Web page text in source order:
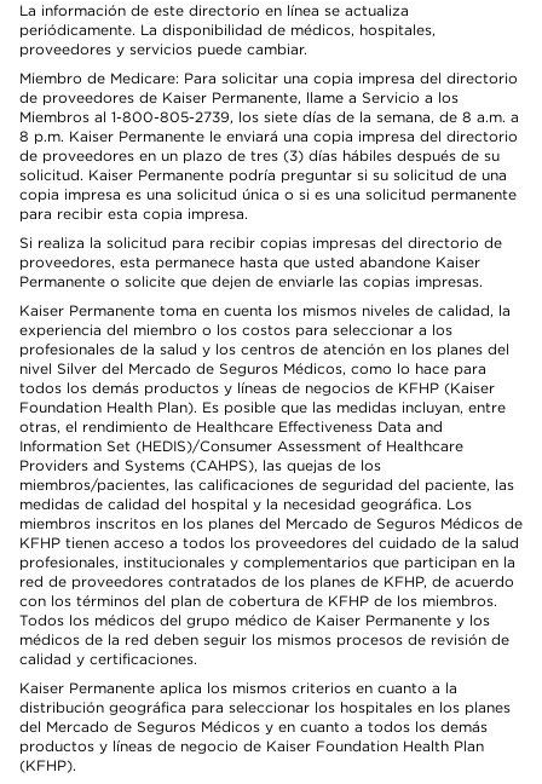
La información de este directorio en línea se actualiza
periódicamente. La disponibilidad de médicos, hospitales,
proveedores y servicios puede cambiar.
Miembro de Medicare: Para solicitar una copia impresa del directorio
de proveedores de Kaiser Permanente, llame a Servicio a los
Miembros al 1-800-805-2739, los siete días de la semana, de 8 a.m. a
8 p.m. Kaiser Permanente le enviará una copia impresa del directorio
de proveedores en un plazo de tres (3) días hábiles después de su
solicitud. Kaiser Permanente podría preguntar si su solicitud de una
copia impresa es una solicitud única o si es una solicitud permanente
para recibir esta copia impresa.
Si realiza la solicitud para recibir copias impresas del directorio de
proveedores, esta permanece hasta que usted abandone Kaiser
Permanente o solicite que dejen de enviarle las copias impresas.
Kaiser Permanente toma en cuenta los mismos niveles de calidad, la
experiencia del miembro o los costos para seleccionar a los
profesionales de la salud y los centros de atención en los planes del
nivel Silver del Mercado de Seguros Médicos, como lo hace para
todos los demás productos y líneas de negocios de KFHP (Kaiser
Foundation Health Plan). Es posible que las medidas incluyan, entre
otras, el rendimiento de Healthcare Effectiveness Data and
Information Set (HEDIS)/Consumer Assessment of Healthcare
Providers and Systems (CAHPS), las quejas de los
miembros/pacientes, las calificaciones de seguridad del paciente, las
medidas de calidad del hospital y la necesidad geográfica. Los
miembros inscritos en los planes del Mercado de Seguros Médicos de
KFHP tienen acceso a todos los proveedores del cuidado de la salud
profesionales, institucionales y complementarios que participan en la
red de proveedores contratados de los planes de KFHP, de acuerdo
con los términos del plan de cobertura de KFHP de los miembros.
Todos los médicos del grupo médico de Kaiser Permanente y los
médicos de la red deben seguir los mismos procesos de revisión de
calidad y certificaciones.
Kaiser Permanente aplica los mismos criterios en cuanto a la
distribución geográfica para seleccionar los hospitales en los planes
del Mercado de Seguros Médicos y en cuanto a todos los demás
productos y líneas de negocio de Kaiser Foundation Health Plan
(KFHP).